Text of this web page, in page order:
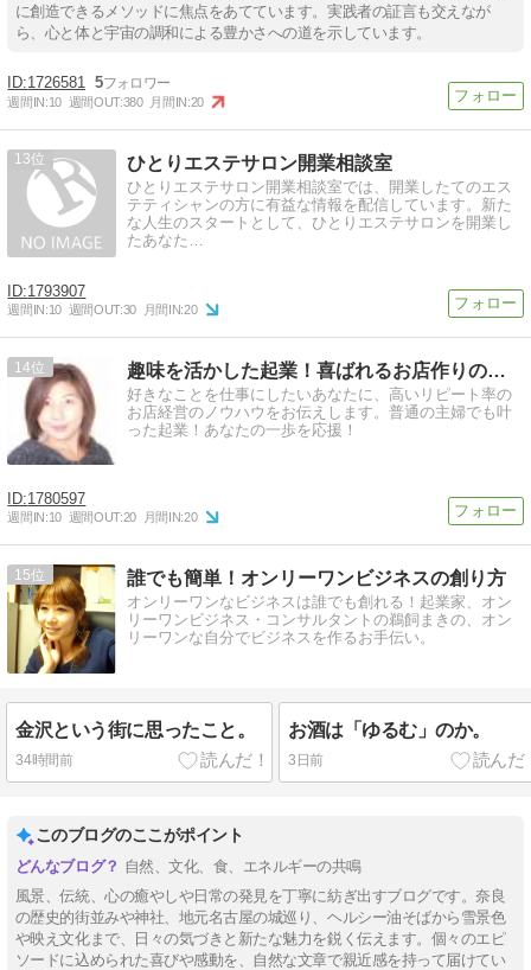
に創造できるメソッドに焦点をあてています。実践者の証言も交えなが
ら、心と体と宇宙の調和による豊かさへの道を示しています。
1726581 5
週間IN:10 週間OUT:380 月間IN:20
13 ひとりエステサロン開業相談室
ひとりエステサロン開業相談室では、開業したてのエス
テティシャンの方に有益な情報を配信しています。新た
な人生のスタートとして、ひとりエステサロンを開業し
たあなた…
1793907
週間IN:10 週間OUT:30 月間IN:20
14 趣味を活かした起業！喜ばれるお店作りの秘訣
好きなことを仕事にしたいあなたに、高いリピート率の
お店経営のノウハウをお伝えします。普通の主婦でも叶
った起業！あなたの一歩を応援！
1780597
週間IN:10 週間OUT:20 月間IN:20
15 誰でも簡単！オンリーワンビジネスの創り方
オンリーワンなビジネスは誰でも創れる！起業家、オン
リーワンビジネス・コンサルタントの鵜飼まきの、オン
リーワンな自分でビジネスを作るお手伝い。
金沢という街に思ったこと。
34時間前
お酒は「ゆるむ」のか。
3日前
このブログのここがポイント
自然、文化、食、エネルギーの共鳴
風景、伝統、心の癒やしや日常の発見を丁寧に紡ぎ出すブログです。奈良
の歴史的街並みや神社、地元名古屋の城巡り、ヘルシー油そばから雪景色
や映え文化まで、日々の気づきと新たな魅力を鋭く伝えます。個々のエピ
ソードに込められた喜びや感動を、自然な文章で親近感を持って届けてい